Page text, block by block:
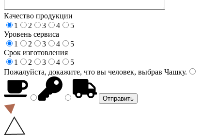
Качество продукции
1
2 3 4
5
Уровень сервиса
1
2 3 4
5
Срок изготовления
1
2 3 4
5
Пожалуйста, докажите, что вы человек, выбрав Чашку.